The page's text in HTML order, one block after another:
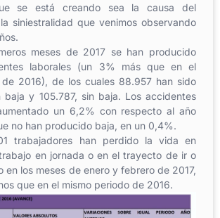
se está creando sea la causa del
siniestralidad que venimos observando
meses de 2017 se han producido
laborales (un 3% más que en el
de 2016), de los cuales 88.957 han sido
baja y 105.787, sin baja. Los accidentes
un 6,2% con respecto al año
no han producido baja, en un 0,4%.
trabajadores han perdido la vida en
en jornada o en el trayecto de ir o
en los meses de enero y febrero de 2017,
que en el mismo periodo de 2016.